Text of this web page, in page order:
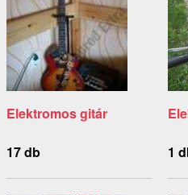
Elektromos gitár
17 db 1